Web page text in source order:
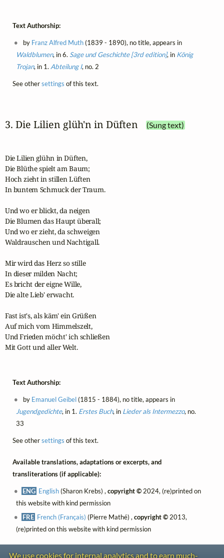
Text Authorship:
by Franz Alfred Muth(1839 - 1890), no title, appears in
Waldblumen, in 6. Sage und Geschichte [3rd edition], in König
Trojan, in 1. Abteilung I, no. 2
See othersettings of this text.
3. Die Lilien glüh'n in Düften (Sung text)
Die Lilien glühn in Düften,
Die Blüthe spielt am Baum;
Hoch zieht in stillen Lüften
In buntem Schmuck der Traum.
Und wo er blickt, da neigen
Die Blumen das Haupt überall;
Und wo er zieht, da schweigen
Waldrauschen und Nachtigall.
Mir wird das Herz so stille
In dieser milden Nacht;
Es bricht der eigne Wille,
Die alte Lieb' erwacht.
Fast ist's, als käm' ein Grüßen
Auf mich vom Himmelszelt,
Und Frieden möcht' ich schließen
Mit Gott und aller Welt.
Text Authorship:
by Emanuel Geibel(1815 - 1884), no title, appears in
Jugendgedichte, in 1. Erstes Buch, in Lieder als Intermezzo, no.
33
See othersettings of this text.
Available translations, adaptations or excerpts, and
transliterations (if applicable):
ENG English(Sharon Krebs) ,copyright © 2024, (re)printed on
this website with kind permission
FRE French (Français) (Pierre Mathé) ,copyright © 2013,
(re)printed on this website with kind permission
We use cookies for internal analytics and to earn much-